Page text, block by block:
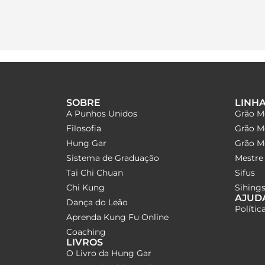
SOBRE
A Punhos Unidos
Filosofia
Hung Gar
Sistema de Graduação
Tai Chi Chuan
Chi Kung
Dança do Leão
Aprenda Kung Fu Online
Coaching
LIVROS
O Livro da Hung Gar
Grão
Grão
Grão
Sifus